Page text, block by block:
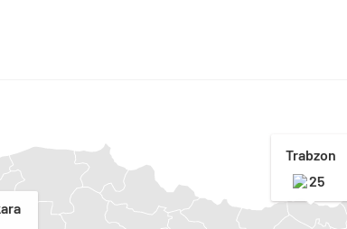
Trabzon
25